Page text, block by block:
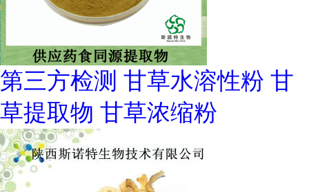
第三方检测 甘草水溶性粉 甘
草提取物 甘草浓缩粉